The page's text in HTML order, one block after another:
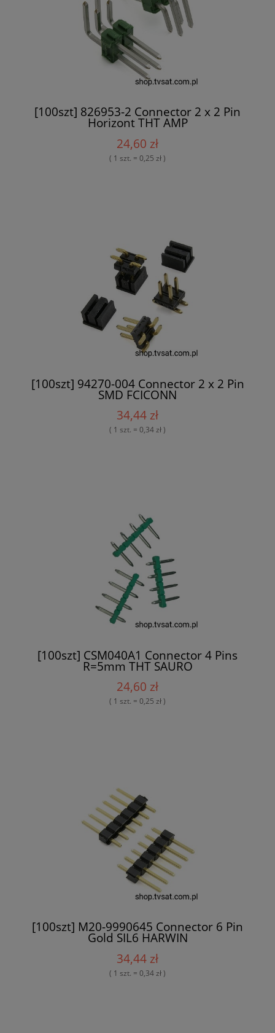
[100szt] 826953-2 Connector 2 x 2 Pin
Horizont THT AMP
24,60 zł
( 1 szt. = 0,25 zł )
[100szt] 94270-004 Connector 2 x 2 Pin
SMD FCICONN
34,44 zł
( 1 szt. = 0,34 zł )
[100szt] CSM040A1 Connector 4 Pins
R=5mm THT SAURO
24,60 zł
( 1 szt. = 0,25 zł )
[100szt] M20-9990645 Connector 6 Pin
Gold SIL6 HARWIN
34,44 zł
( 1 szt. = 0,34 zł )